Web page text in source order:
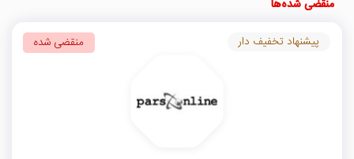
منقضی شده‌ها
پیشنهاد تخفیف دار منقضی شده